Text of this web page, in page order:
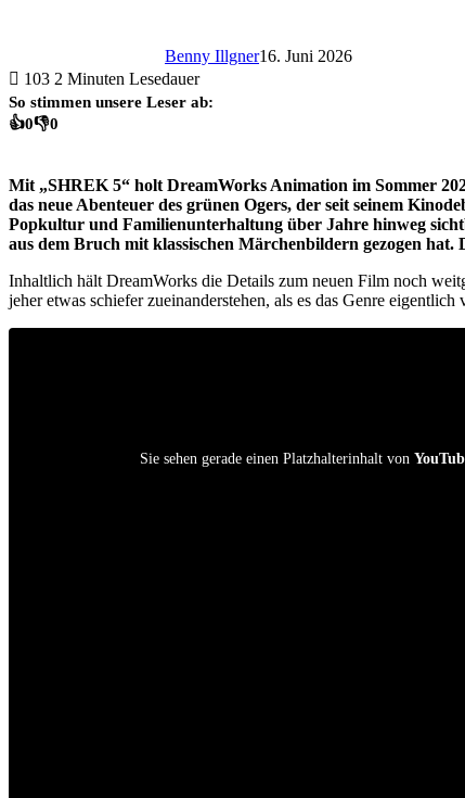
Benny Illgner16. Juni 2026
103 2 Minuten Lesedauer
So stimmen unsere Leser ab:
👍0👎0
Mit „SHREK 5“ holt DreamWorks Animation im Sommer
das neue Abenteuer des grünen Ogers, der seit seinem
Popkultur und Familienunterhaltung über Jahre hinweg
aus dem Bruch mit klassischen Märchenbildern gezogen
Inhaltlich hält DreamWorks die Details zum neuen Film noch
jeher etwas schiefer zueinanderstehen, als es das Genre eigentlich
Sie sehen gerade einen Platzhalterinhalt von